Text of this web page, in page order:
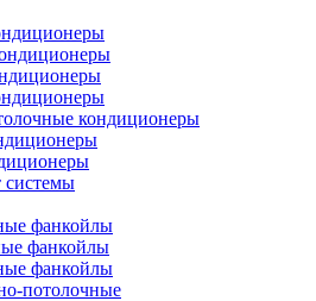
кондиционеры
системы
фанкойлы
фанкойлы
фанкойлы
потолочные